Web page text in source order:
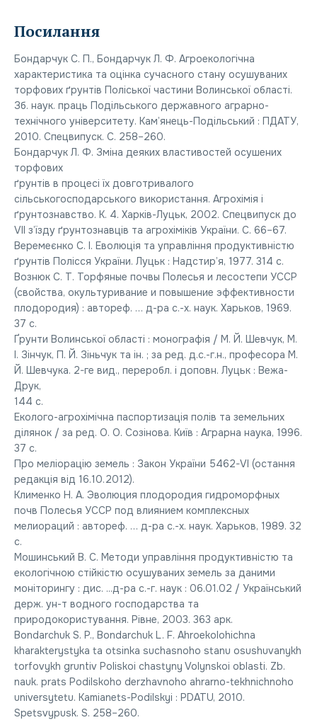
Посилання
Бондарчук С. П., Бондарчук Л. Ф. Агроекологічна
характеристика та оцінка сучасного стану осушуваних
торфових ґрунтів Поліської частини Волинської області.
Зб. наук. праць Подільського державного аграрно-
технічного університету. Кам’янець-Подільський : ПДАТУ,
2010. Спецвипуск. С. 258–260.
Бондарчук Л. Ф. Зміна деяких властивостей осушених
торфових
ґрунтів в процесі їх довготривалого
сільськогосподарського використання. Агрохімія і
ґрунтознавство. К. 4. Харків-Луцьк, 2002. Спецвипуск до
VII з’їзду ґрунтознавців та агрохіміків України. С. 66–67.
Веремеєнко С. І. Еволюція та управління продуктивністю
ґрунтів Полісся України. Луцьк : Надстир’я, 1977. 314 с.
Вознюк С. Т. Торфяные почвы Полесья и лесостепи УССР
(свойства, окультуривание и повышение эффективности
плодородия) : автореф. … д-ра с.-х. наук. Харьков, 1969.
37 с.
Ґрунти Волинської області : монографія / М. Й. Шевчук, М.
І. Зінчук, П. Й. Зіньчук та ін. ; за ред. д.с.-г.н., професора М.
Й. Шевчука. 2-ге вид., переробл. і доповн. Луцьк : Вежа-
Друк,
144 с.
Еколого-агрохімічна паспортизація полів та земельних
ділянок / за ред. О. О. Созінова. Київ : Аграрна наука, 1996.
37 с.
Про меліорацію земель : Закон України 5462-VI (остання
редакція від 16.10.2012).
Клименко Н. А. Эволюция плодородия гидроморфных
почв Полесья УССР под влиянием комплексных
мелиораций : автореф. … д-ра с.-х. наук. Харьков, 1989. 32
с.
Мошинський В. С. Методи управління продуктивністю та
екологічною стійкістю осушуваних земель за даними
моніторингу : дис. ...д-ра с.-г. наук : 06.01.02 / Український
держ. ун-т водного господарства та
природокористування. Рівне, 2003. 363 арк.
Bondarchuk S. P., Bondarchuk L. F. Ahroekolohichna
kharakterystyka ta otsinka suchasnoho stanu osushuvanykh
torfovykh gruntiv Poliskoi chastyny Volynskoi oblasti. Zb.
nauk. prats Podilskoho derzhavnoho ahrarno-tekhnichnoho
universytetu. Kamianets-Podilskyi : PDATU, 2010.
Spetsvypusk. S. 258–260.